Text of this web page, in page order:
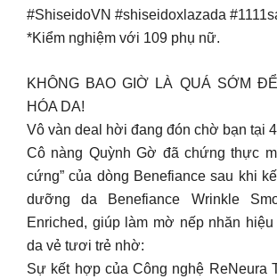
#ShiseidoVN #shiseidoxlazada
*Kiểm nghiệm với 109 phụ nữ.
KHÔNG BAO GIỜ LÀ QUÁ SỚM
HÓA DA!
Vô vàn deal hời đang đón chờ bạn tại
Cô nàng Quỳnh Gờ đã chứng thực
cứng” của dòng Benefiance sau khi
dưỡng da Benefiance Wrinkle
Enriched, giúp làm mờ nếp nhăn
da vẻ tươi trẻ nhờ:
Sự kết hợp của Công nghệ ReNeura